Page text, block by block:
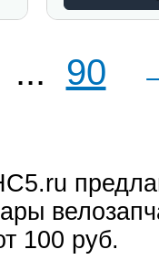
... 90
100 руб.